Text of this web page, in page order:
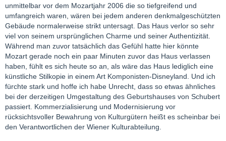
unmittelbar vor dem Mozartjahr 2006 die so tiefgreifend und
umfangreich waren, wären bei jedem anderen denkmalgeschützten
Gebäude normalerweise strikt untersagt. Das Haus verlor so sehr
viel von seinem ursprünglichen Charme und seiner Authentizität.
Während man zuvor tatsächlich das Gefühl hatte hier könnte
Mozart gerade noch ein paar Minuten zuvor das Haus verlassen
haben, fühlt es sich heute so an, als wäre das Haus lediglich eine
künstliche Stilkopie in einem Art Komponisten-Disneyland. Und ich
fürchte stark und hoffe ich habe Unrecht, dass so etwas ähnliches
bei der derzeitigen Umgestaltung des Geburtshauses von Schubert
passiert. Kommerzialisierung und Modernisierung vor
rücksichtsvoller Bewahrung von Kulturgütern heißt es scheinbar bei
den Verantwortlichen der Wiener Kulturabteilung.